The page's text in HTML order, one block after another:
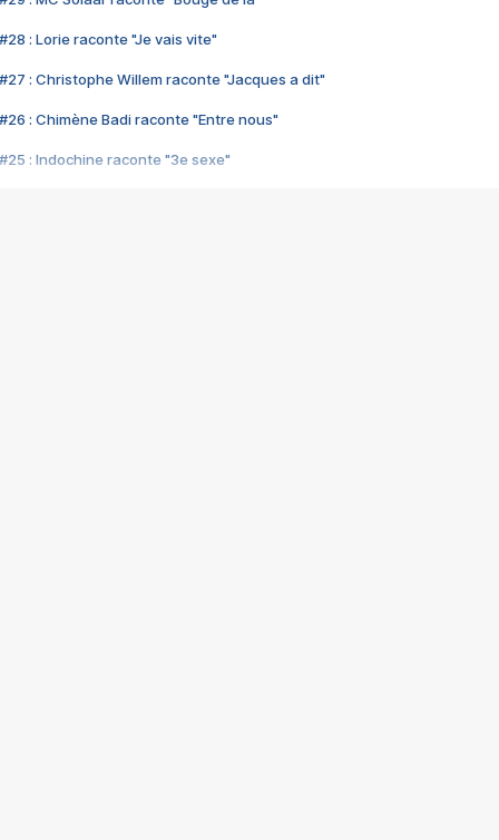
#28 : Lorie raconte "Je vais vite"
#27 : Christophe Willem raconte "Jacques a dit"
#26 : Chimène Badi raconte "Entre nous"
#25 : Indochine raconte "3e sexe"